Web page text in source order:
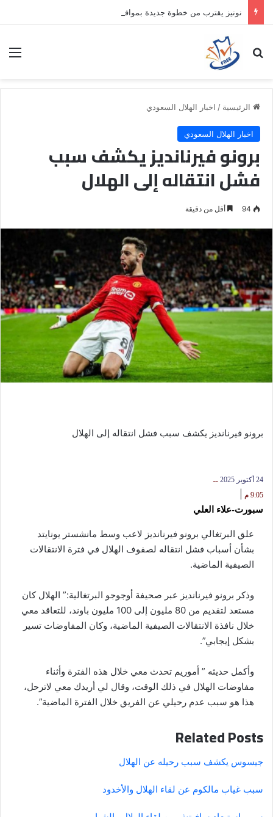
نونيز يقترب من خطوة جديدة بموافقة الهلال
بحث عن
الرئيسية / اخبار الهلال السعودي
اخبار الهلال السعودي
برونو فيرنانديز يكشف سبب
فشل انتقاله إلى الهلال
94 أقل من دقيقة
برونو فيرنانديز يكشف سبب فشل انتقاله إلى الهلال
24 أكتوبر 2025
9:05 م
سبورت-علاء العلي
علق البرتغالي برونو فيرنانديز لاعب وسط مانشستر يونايتد
بشأن أسباب فشل انتقاله لصفوف الهلال في فترة الانتقالات
الصيفية الماضية.
وذكر برونو فيرنانديز عبر صحيفة أوجوجو البرتغالية:” الهلال كان
مستعد لتقديم من 80 مليون إلى 100 مليون باوند، للتعاقد معي
خلال نافذة الانتقالات الصيفية الماضية، وكان المفاوضات تسير
بشكل إيجابي”.
وأكمل حديثه ” أموريم تحدث معي خلال هذه الفترة وأثناء
مفاوضات الهلال في ذلك الوقت، وقال لي أريدك معي لاترحل،
هذا هو سبب عدم رحيلي عن الفريق خلال الفترة الماضية”.
Related Posts
جيسوس يكشف سبب رحيله عن الهلال
سبب غياب مالكوم عن لقاء الهلال والأخدود